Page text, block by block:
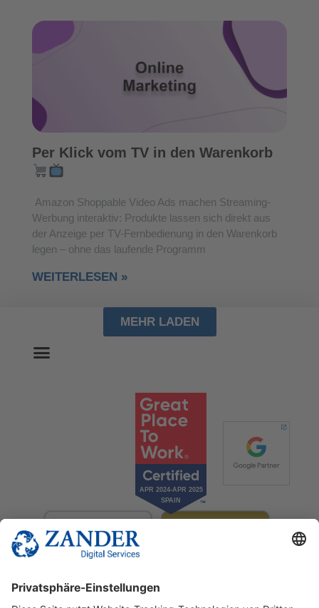
Per Klick vom TV in den Warenkorb
Amazon Shoppable Video Ads machen Streaming-
Werbung interaktiv: Produkte lassen sich direkt aus
der Anzeige per TV-Fernbedienung in den Warenkorb
legen – ohne das laufende Programm
WEITERLESEN »
MEHR LADEN